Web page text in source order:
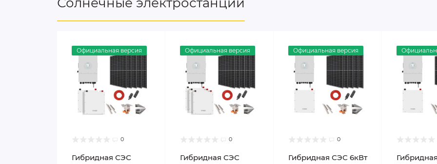
Официальная версия
0
Гибридная СЭС
Официальная версия
0
Гибридная СЭС
Официальная версия
0
Гибридная СЭС 6кВт